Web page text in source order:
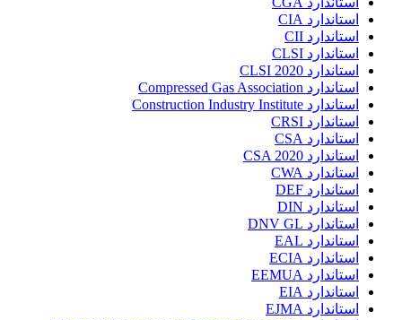
استاندارد CIA
استاندارد CII
استاندارد CLSI
استاندارد CLSI 2020
استاندارد Compressed Gas Association
استاندارد Construction Industry Institute
استاندارد CRSI
استاندارد CSA
استاندارد CSA 2020
استاندارد CWA
استاندارد DEF
استاندارد DIN
استاندارد DNV GL
استاندارد EAL
استاندارد ECIA
استاندارد EEMUA
استاندارد EIA
استاندارد EJMA